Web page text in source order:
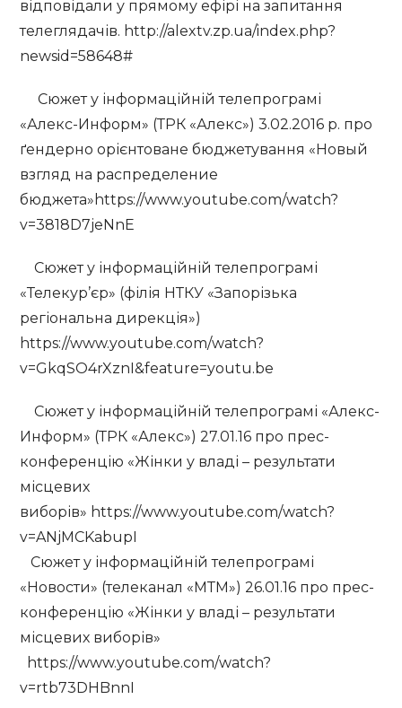
відповідали у прямому ефірі на запитання
телеглядачів. http://alextv.zp.ua/index.php?
newsid=58648#
Сюжет у інформаційній телепрограмі
«Алекс-Информ» (ТРК «Алекс») 3.02.2016 р. про
ґендерно орієнтоване бюджетування «Новый
взгляд на распределение
бюджета»https://www.youtube.com/watch?
v=3818D7jeNnE
Сюжет у інформаційній телепрограмі
«Телекур’єр» (філія НТКУ «Запорізька
регіональна дирекція»)
https://www.youtube.com/watch?
v=GkqSO4rXznI&feature=youtu.be
Сюжет у інформаційній телепрограмі «Алекс-
Информ» (ТРК «Алекс») 27.01.16 про прес-
конференцію «Жінки у владі – результати
місцевих
виборів» https://www.youtube.com/watch?
v=ANjMCKabupI
Сюжет у інформаційній телепрограмі
«Новости» (телеканал «МТМ») 26.01.16 про прес-
конференцію «Жінки у владі – результати
місцевих виборів»
https://www.youtube.com/watch?
v=rtb73DHBnnI